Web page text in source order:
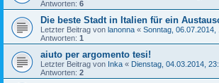
Antworten: 6
Die beste Stadt in Italien für ein
Letzter Beitrag von lanonna « Sonntag, 06.07.2014,
Antworten: 1
aiuto per argomento tesi!
Letzter Beitrag von Inka « Dienstag, 04.03.2014,
Antworten: 2